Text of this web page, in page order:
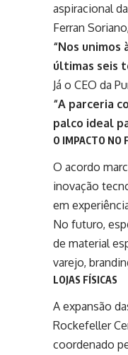
aspiracional
Ferran Soriano
“Nos unimos
últimas seis
Já o CEO da
“A parceria
palco ideal
O IMPACTO NO
O acordo
inovação
em
No futuro,
de material
varejo,
LOJAS FÍSICAS
A expansão
Rockefeller
coordenado